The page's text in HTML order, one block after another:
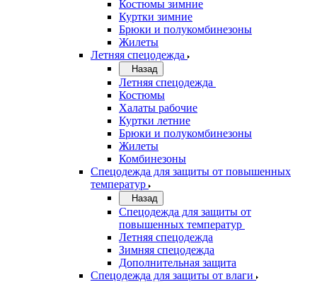
Костюмы зимние
Куртки зимние
Брюки и полукомбинезоны
Жилеты
Летняя спецодежда
Назад
Летняя спецодежда
Костюмы
Халаты рабочие
Куртки летние
Брюки и полукомбинезоны
Жилеты
Комбинезоны
Спецодежда для защиты от повышенных
температур
Назад
Спецодежда для защиты от
повышенных температур
Летняя спецодежда
Зимняя спецодежда
Дополнительная защита
Спецодежда для защиты от влаги